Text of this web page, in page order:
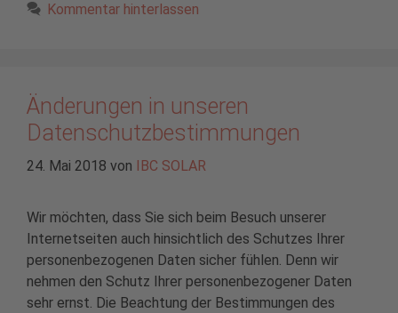
Kommentar hinterlassen
Änderungen in unseren
Datenschutzbestimmungen
24. Mai 2018 von IBC SOLAR
Wir möchten, dass Sie sich beim Besuch unserer
Internetseiten auch hinsichtlich des Schutzes Ihrer
personenbezogenen Daten sicher fühlen. Denn wir
nehmen den Schutz Ihrer personenbezogener Daten
sehr ernst. Die Beachtung der Bestimmungen des